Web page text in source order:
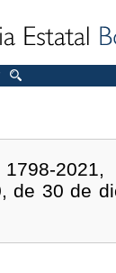
1798-
de 30 de